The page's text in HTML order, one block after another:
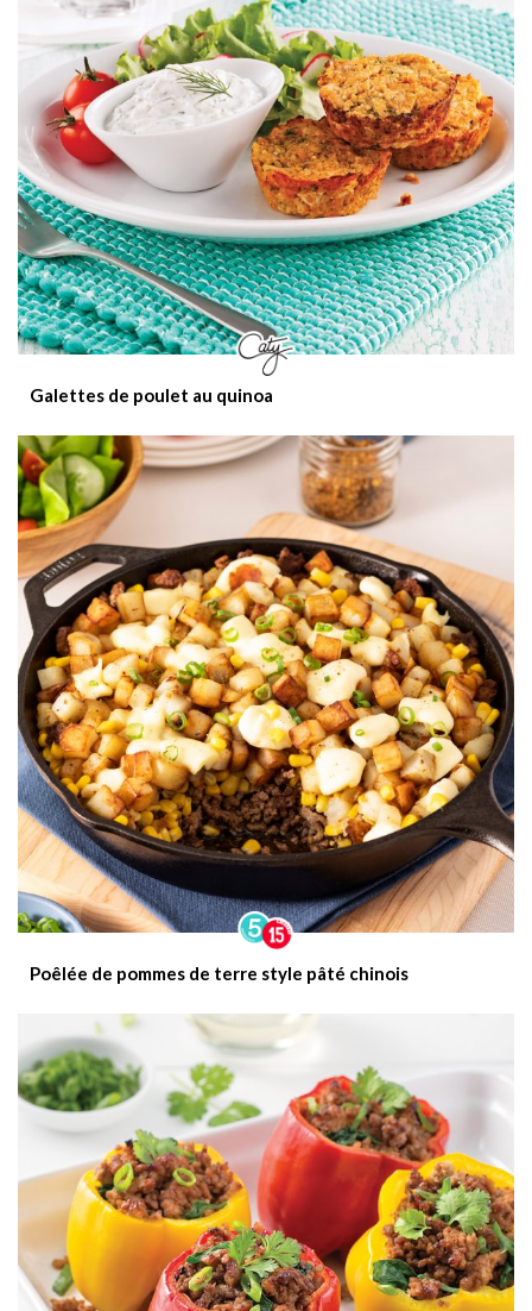
Galettes de poulet au quinoa
Poêlée de pommes de terre style pâté chinois